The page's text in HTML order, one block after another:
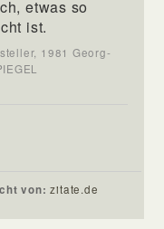
etwas so
ist.
1981 Georg-
von:zitate.de